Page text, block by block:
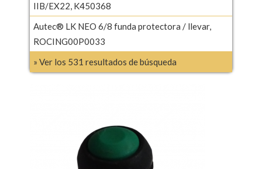
IIB/EX22, K450368
Autec® LK NEO 6/8 funda protectora / llevar,
ROCING00P0033
» Ver los 531 resultados de búsqueda